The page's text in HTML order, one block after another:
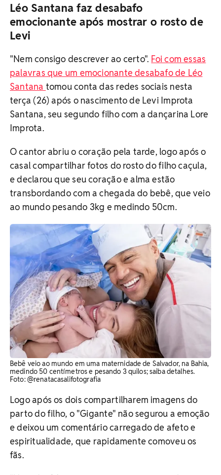
Léo Santana faz desabafo
emocionante após mostrar o rosto de
Levi
"Nem consigo descrever ao certo". Foi com essas
palavras que um emocionante desabafo de Léo
Santana tomou conta das redes sociais nesta
terça (26) após o nascimento de Levi Improta
Santana, seu segundo filho com a dançarina Lore
Improta.
O cantor abriu o coração pela tarde, logo após o
casal compartilhar fotos do rosto do filho caçula,
e declarou que seu coração e alma estão
transbordando com a chegada do bebê, que veio
ao mundo pesando 3kg e medindo 50cm.
Bebê veio ao mundo em uma maternidade de Salvador, na Bahia,
medindo 50 centímetros e pesando 3 quilos; saiba detalhes.
Foto: @renatacasalifotografia
Logo após os dois compartilharem imagens do
parto do filho, o "Gigante" não segurou a emoção
e deixou um comentário carregado de afeto e
espiritualidade, que rapidamente comoveu os
fãs.